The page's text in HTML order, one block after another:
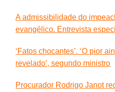
A admissibilidade do
evangélico. Entrevista
‘Fatos chocantes’. ‘O pior
revelado’, segundo ministro
Procurador Rodrigo Janot